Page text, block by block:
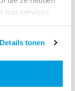
hun services.
Details tonen
7016